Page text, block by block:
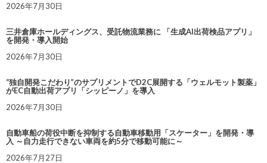
2026年7月30日
三井倉庫ホールディングス、受託物流業務に 「生成AI出荷検品アプリ」
を開発・導入開始
2026年7月30日
“独自開発こだわり”のサプリメントでD2C展開する「ウェルモット製薬」
がEC自動出荷アプリ「シッピーノ」を導入
2026年7月30日
自動車船の荷役中断を抑制する自動車移動用「スケーター」を開発・導
入 ～自力走行できない車両を約5分で移動可能に～
2026年7月27日